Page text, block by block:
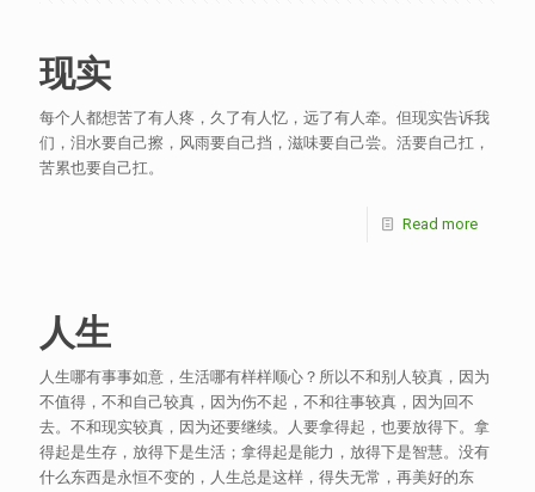
现实
每个人都想苦了有人疼，久了有人忆，远了有人牵。但现实告诉我
们，泪水要自己擦，风雨要自己挡，滋味要自己尝。活要自己扛，
苦累也要自己扛。
Read more
人生
人生哪有事事如意，生活哪有样样顺心？所以不和别人较真，因为
不值得，不和自己较真，因为伤不起，不和往事较真，因为回不
去。不和现实较真，因为还要继续。人要拿得起，也要放得下。拿
得起是生存，放得下是生活；拿得起是能力，放得下是智慧。没有
什么东西是永恒不变的，人生总是这样，得失无常，再美好的东